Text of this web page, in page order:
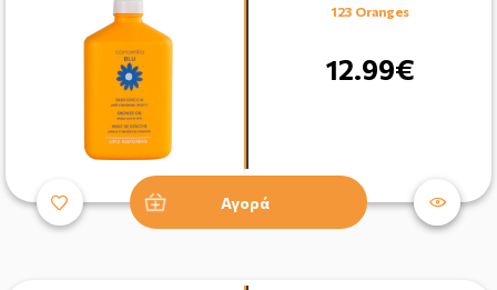
123 Oranges
12.99€
Αγορά